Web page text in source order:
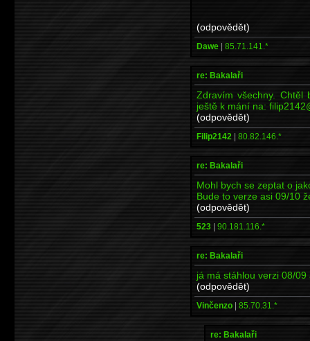
(odpovědět)
Dawe | 85.71.141.*
re: Bakalaři
Zdravím všechny. Chtěl
ještě k mání na:
(odpovědět)
Filip2142 | 80.82.146.*
re: Bakalaři
Mohl bych se zeptat o
Bude to verze asi 09/10
(odpovědět)
523 | 90.181.116.*
re: Bakalaři
já má stáhlou verzi 08/
(odpovědět)
Vinčenzo | 85.70.31.*
re: Bakalaři